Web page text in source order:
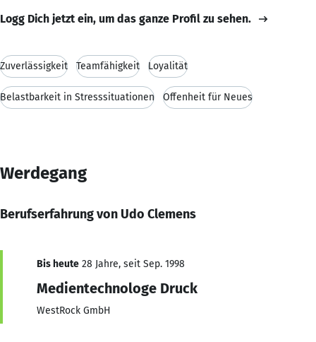
Logg Dich jetzt ein, um das ganze Profil zu sehen.
Zuverlässigkeit Teamfähigkeit Loyalität
Belastbarkeit in Stresssituationen Offenheit für Neues
Werdegang
Berufserfahrung von Udo Clemens
Bis heute 28 Jahre, seit Sep. 1998
Medientechnologe Druck
WestRock GmbH